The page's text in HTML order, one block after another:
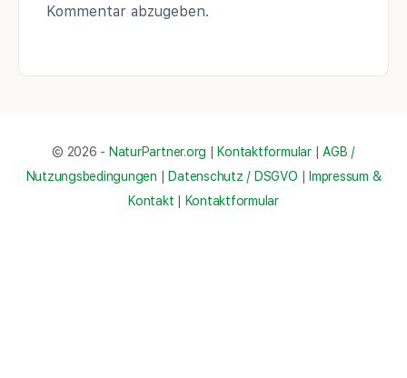
Kommentar abzugeben.
© 2026 - NaturPartner.org Kontaktformular| AGB /
Nutzungsbedingungen
Datenschutz / DSGVO
Impressum &
Kontakt
Kontaktformular